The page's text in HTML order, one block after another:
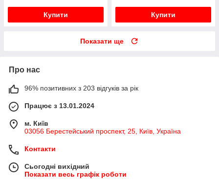
Купити Купити
Показати ще
Про нас
96% позитивних з 203 відгуків за рік
Працює з 13.01.2024
м. Київ
03056 Берестейський проспект, 25, Київ, Україна
Контакти
Сьогодні вихідний
Показати весь графік роботи